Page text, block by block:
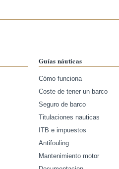
Guías náuticas
Cómo funciona
Coste de tener un barco
Seguro de barco
Titulaciones nauticas
ITB e impuestos
Antifouling
Mantenimiento motor